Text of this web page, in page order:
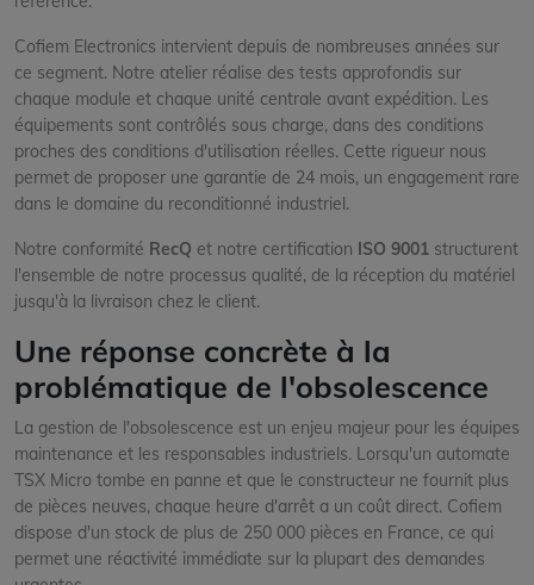
Cofiem Electronics intervient depuis de nombreuses années sur
ce segment. Notre atelier réalise des tests approfondis sur
chaque module et chaque unité centrale avant expédition. Les
équipements sont contrôlés sous charge, dans des conditions
proches des conditions d'utilisation réelles. Cette rigueur nous
permet de proposer une garantie de 24 mois, un engagement rare
dans le domaine du reconditionné industriel.
Notre conformité RecQ et notre certification ISO 9001 structurent
l'ensemble de notre processus qualité, de la réception du matériel
jusqu'à la livraison chez le client.
Une réponse concrète à la
problématique de l'obsolescence
La gestion de l'obsolescence est un enjeu majeur pour les équipes
maintenance et les responsables industriels. Lorsqu'un automate
TSX Micro tombe en panne et que le constructeur ne fournit plus
de pièces neuves, chaque heure d'arrêt a un coût direct. Cofiem
dispose d'un stock de plus de 250 000 pièces en France, ce qui
permet une réactivité immédiate sur la plupart des demandes